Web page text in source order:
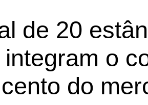
de 20
o
do